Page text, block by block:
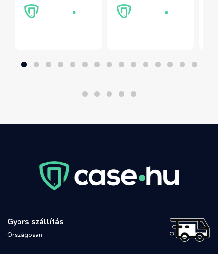
Gyors szállítás
Országosan